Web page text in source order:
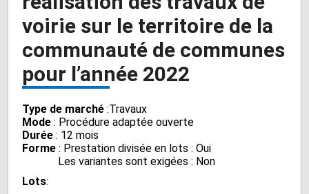
voirie sur le territoire de la
communauté de communes
pour l’année 2022
Type de marché :Travaux
Mode : Procédure adaptée ouverte
Durée : 12 mois
Forme : Prestation divisée en lots : Oui
Les variantes sont exigées : Non
Lots: